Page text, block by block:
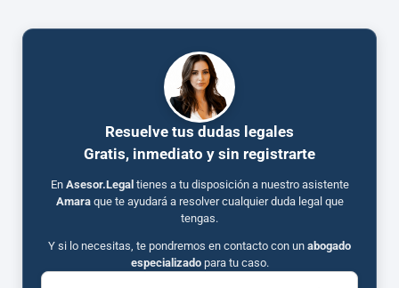
Resuelve tus dudas legales
Gratis, inmediato y sin registrarte
En Asesor.Legal tienes a tu disposición a nuestro asistente
Amaraque te ayudará a resolver cualquier duda legal que
tengas.
Y si lo necesitas, te pondremos en contacto con un abogado
especializadopara tu caso.